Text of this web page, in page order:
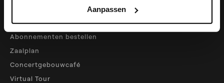
Aanpassen
Contact
Abonnementen bestellen
Zaalplan
Concertgebouwcafé
Virtual Tour